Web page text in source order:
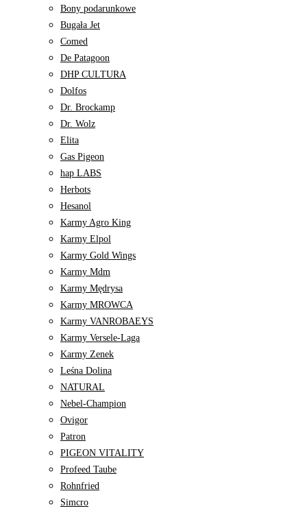
Bony podarunkowe
Bugała Jet
Comed
De Patagoon
DHP CULTURA
Dolfos
Dr. Brockamp
Dr. Wolz
Elita
Gas Pigeon
hap LABS
Herbots
Hesanol
Karmy Agro King
Karmy Elpol
Karmy Gold Wings
Karmy Mdm
Karmy Mędrysa
Karmy MROWCA
Karmy VANROBAEYS
Karmy Versele-Laga
Karmy Zenek
Leśna Dolina
NATURAL
Nebel-Champion
Ovigor
Patron
PIGEON VITALITY
Profeed Taube
Rohnfried
Simcro